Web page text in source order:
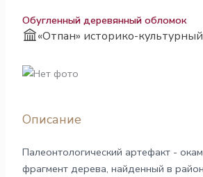
Обугленный деревянный обломок
«Отпан» историко-
Описание
Палеонтологический артефакт -
фрагмент дерева, найденный в